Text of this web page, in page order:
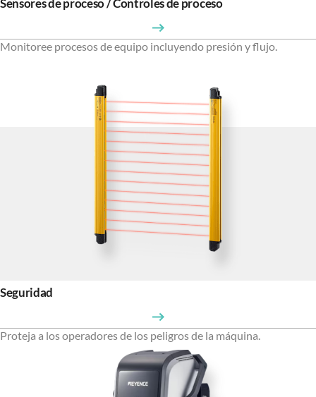
Sensores de proceso / Controles de proceso
Monitoree procesos de equipo incluyendo presión y flujo.
Seguridad
Proteja a los operadores de los peligros de la máquina.